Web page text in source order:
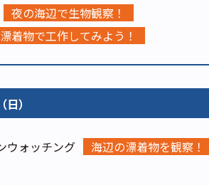
夜の海辺で生物観察！
着物で工作してみよう！
）
ウォッチング
海辺の漂着物を観察！